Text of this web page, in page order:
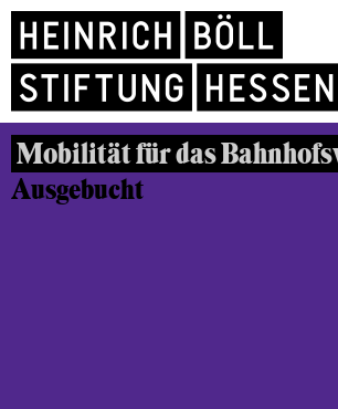
Mobilität für das
Ausgebucht